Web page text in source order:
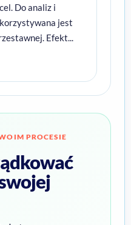
Do analiz i
jest
Efekt...
PROCESIE